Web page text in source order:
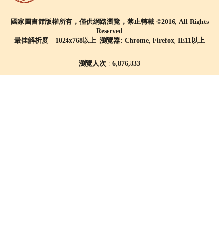
國家圖書館版權所有，僅供網路瀏覽，禁止轉載 ©2016, All Rights
Reserved
最佳解析度 1024x768以上 |瀏覽器: Chrome, Firefox, IE11以上
瀏覽人次 : 6,876,833